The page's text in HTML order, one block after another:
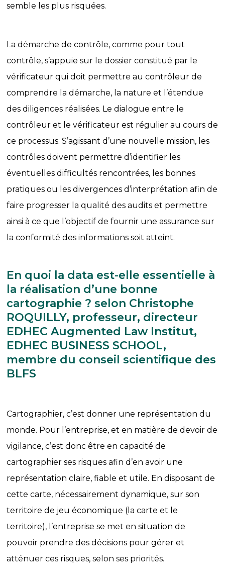
semble les plus risquées.
La démarche de contrôle, comme pour tout
contrôle, s’appuie sur le dossier constitué par le
vérificateur qui doit permettre au contrôleur de
comprendre la démarche, la nature et l’étendue
des diligences réalisées. Le dialogue entre le
contrôleur et le vérificateur est régulier au cours de
ce processus. S’agissant d’une nouvelle mission, les
contrôles doivent permettre d’identifier les
éventuelles difficultés rencontrées, les bonnes
pratiques ou les divergences d’interprétation afin de
faire progresser la qualité des audits et permettre
ainsi à ce que l’objectif de fournir une assurance sur
la conformité des informations soit atteint.
En quoi la data est-elle essentielle à
la réalisation d’une bonne
cartographie ? selon Christophe
ROQUILLY, professeur, directeur
EDHEC Augmented Law Institut,
EDHEC BUSINESS SCHOOL,
membre du conseil scientifique des
BLFS
Cartographier, c’est donner une représentation du
monde. Pour l’entreprise, et en matière de devoir de
vigilance, c’est donc être en capacité de
cartographier ses risques afin d’en avoir une
représentation claire, fiable et utile. En disposant de
cette carte, nécessairement dynamique, sur son
territoire de jeu économique (la carte et le
territoire), l’entreprise se met en situation de
pouvoir prendre des décisions pour gérer et
atténuer ces risques, selon ses priorités.